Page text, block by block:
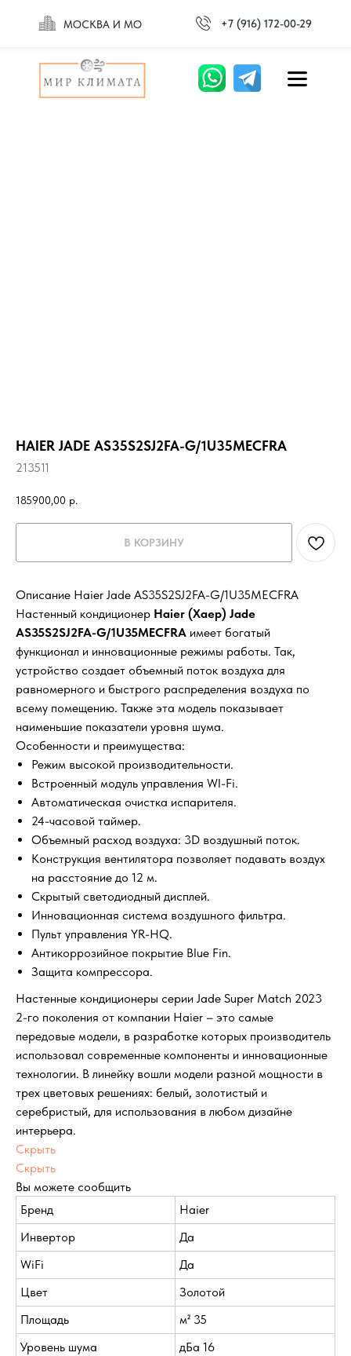
МОСКВА И МО +7 (916) 172-00-29
HAIER JADE AS35S2SJ2FA-G/1U35MECFRA
213511
185900,00 р.
В КОРЗИНУ
Описание Haier Jade AS35S2SJ2FA-G/1U35MECFRA
Настенный кондиционер Haier (Хаер) Jade
AS35S2SJ2FA-G/1U35MECFRA имеет богатый
функционал и инновационные режимы работы. Так,
устройство создает объемный поток воздуха для
равномерного и быстрого распределения воздуха по
всему помещению. Также эта модель показывает
наименьшие показатели уровня шума.
Особенности и преимущества:
Режим высокой производительности.
Встроенный модуль управления WI-Fi.
Автоматическая очистка испарителя.
24-часовой таймер.
Объемный расход воздуха: 3D воздушный поток.
Конструкция вентилятора позволяет подавать воздух
на расстояние до 12 м.
Скрытый светодиодный дисплей.
Инновационная система воздушного фильтра.
Пульт управления YR-HQ.
Антикоррозийное покрытие Blue Fin.
Защита компрессора.
Настенные кондиционеры серии Jade Super Match 2023
2-го поколения от компании Haier – это самые
передовые модели, в разработке которых производитель
использовал современные компоненты и инновационные
технологии. В линейку вошли модели разной мощности в
трех цветовых решениях: белый, золотистый и
серебристый, для использования в любом дизайне
интерьера.
Скрыть
Скрыть
Вы можете сообщить
Бренд
Haier
Инвертор
Да
WiFi
Да
Цвет
Золотой
Площадь
м² 35
Уровень шума
дБа 16